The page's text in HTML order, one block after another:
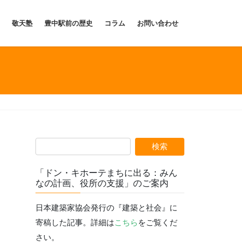
敬天塾 豊中駅前の歴史 コラム お問い合わせ
「ドン・キホーテまちに出る：みん
なの計画、役所の支援」のご案内
日本建築家協会発行の『建築と社会』に
寄稿した記事。詳細はこちら をご覧くだ
さい。